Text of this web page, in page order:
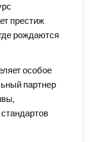
престиж
рождаются
особое
партнер